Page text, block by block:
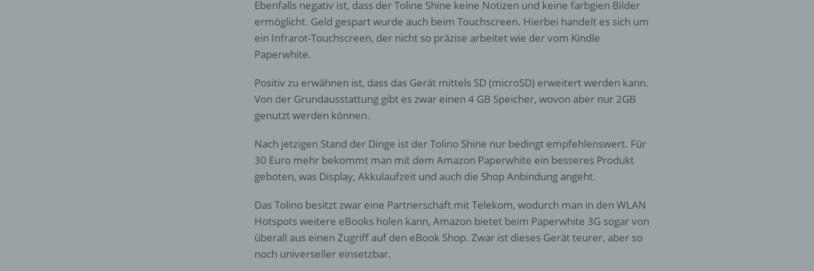
Ebenfalls negativ ist, dass der Toline Shine keine Notizen und keine farbgien Bilder
ermöglicht. Geld gespart wurde auch beim Touchscreen. Hierbei handelt es sich um
ein Infrarot-Touchscreen, der nicht so präzise arbeitet wie der vom Kindle
Paperwhite.
Positiv zu erwähnen ist, dass das Gerät mittels SD (microSD) erweitert werden kann.
Von der Grundausstattung gibt es zwar einen 4 GB Speicher, wovon aber nur 2GB
genutzt werden können.
Nach jetzigen Stand der Dinge ist der Tolino Shine nur bedingt empfehlenswert. Für
30 Euro mehr bekommt man mit dem Amazon Paperwhite ein besseres Produkt
geboten, was Display, Akkulaufzeit und auch die Shop Anbindung angeht.
Das Tolino besitzt zwar eine Partnerschaft mit Telekom, wodurch man in den WLAN
Hotspots weitere eBooks holen kann, Amazon bietet beim Paperwhite 3G sogar von
überall aus einen Zugriff auf den eBook Shop. Zwar ist dieses Gerät teurer, aber so
noch universeller einsetzbar.
Einschränkung der Verarbeitung ist die Markierung gespeicherter
personenbezogener Daten mit dem Ziel, ihre künftige Verarbeitung
einzuschränken.
e) Profiling
personenbezogenen Daten verwendet werden, um bestimmte
persönliche Aspekte, die sich auf eine natürliche Person beziehen,
zu bewerten, insbesondere, um Aspekte bezüglich Arbeitsleistung,
wirtschaftlicher Lage, Gesundheit, persönlicher Vorlieben, Interessen,
natürlichen Person zu analysieren oder vorherzusagen.
f) Pseudonymisierung